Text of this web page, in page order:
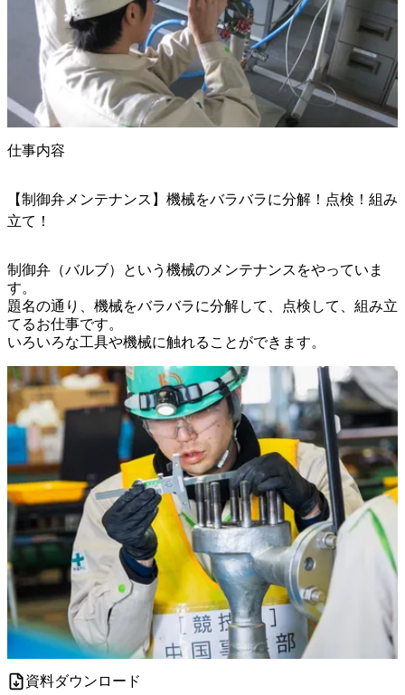
仕事内容
【制御弁メンテナンス】機械をバラバラに分解！点検！組み
立て！
制御弁（バルブ）という機械のメンテナンスをやっていま
す。
題名の通り、機械をバラバラに分解して、点検して、組み立
てるお仕事です。
いろいろな工具や機械に触れることができます。
資料ダウンロード